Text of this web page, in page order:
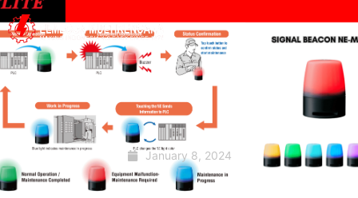
January 8, 2024